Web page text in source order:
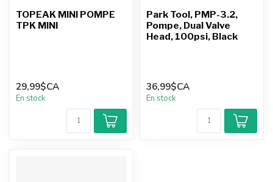
TOPEAK MINI POMPE
TPK MINI
29,99$CA
En stock
Park Tool, PMP-3.2,
Pompe, Dual Valve
Head, 100psi, Black
36,99$CA
En stock